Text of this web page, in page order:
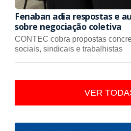
Fenaban adia respostas e
sobre negociação coletiva
CONTEC cobra propostas
sociais, sindicais e trabalhistas
VER